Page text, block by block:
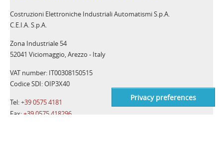
Costruzioni Elettroniche Industriali Automatismi S.p.A.
C.E.I.A. S.p.A.
Zona Industriale 54
52041 Viciomaggio, Arezzo - Italy
VAT number: IT00308150515
Codice SDI: OIP3X40
Tel:+39 0575 4181
Fax:+39 0575 418296